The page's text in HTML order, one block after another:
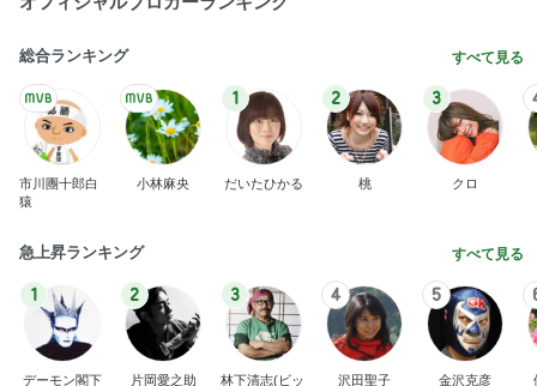
総合ランキング すべて見る
市川團十郎白
猿
小林麻央
1
だいたひかる
2
桃
3
クロ
急上昇ランキング すべて見る
1
デーモン閣下
2
片岡愛之助
3
林下清志(ビッ
4
沢田聖子
5
金沢克彦